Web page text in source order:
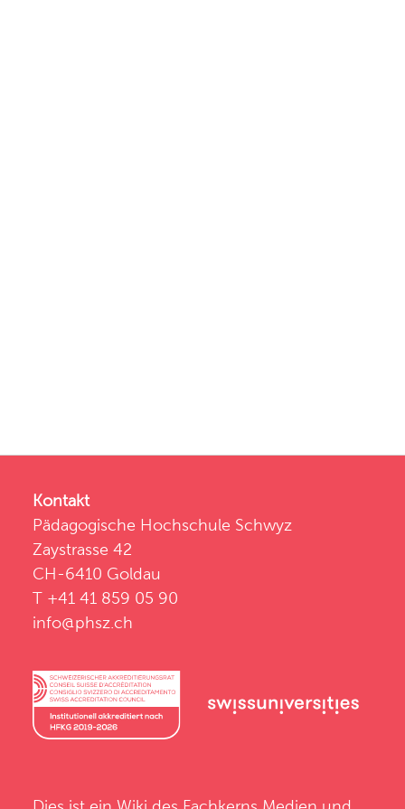
Kontakt
Pädagogische Hochschule Schwyz
Zaystrasse 42
CH-6410 Goldau
T +41 41 859 05 90
info@phsz.ch